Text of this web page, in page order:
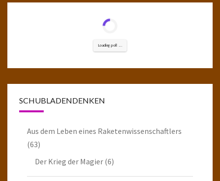
Loading poll ...
SCHUBLADENDENKEN
Aus dem Leben eines Raketenwissenschaftlers
(63)
Der Krieg der Magier (6)